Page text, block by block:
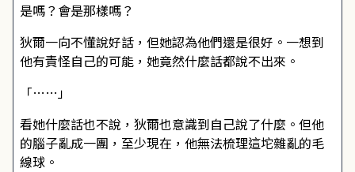
是嗎？會是那樣嗎？
狄爾一向不懂說好話，但她認為他們還是很好。一想到
他有責怪自己的可能，她竟然什麼話都說不出來。
「……」
看她什麼話也不說，狄爾也意識到自己說了什麼。但他
的腦子亂成一團，至少現在，他無法梳理這坨雜亂的毛
線球。